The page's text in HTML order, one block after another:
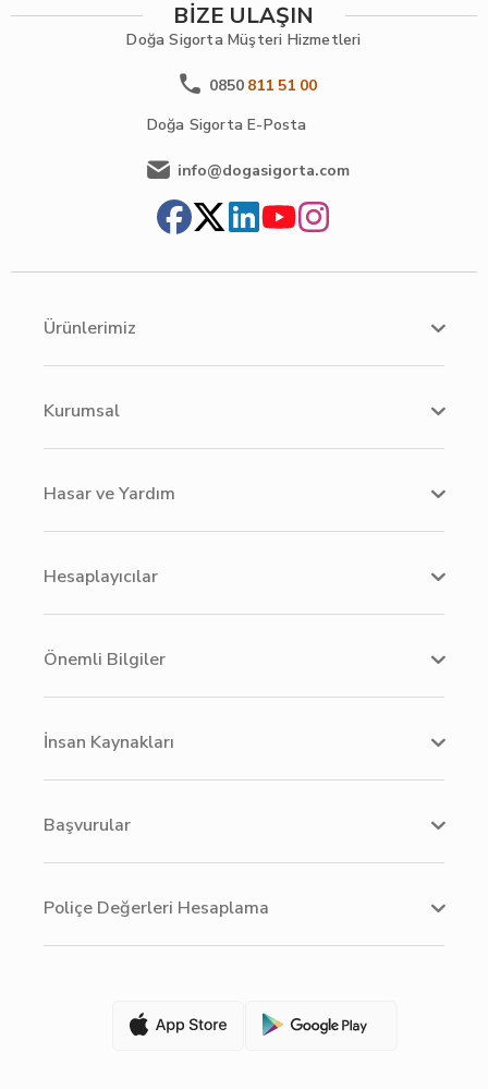
BİZE ULAŞIN
Doğa Sigorta Müşteri Hizmetleri
0850 811 51 00
Doğa SigortaE-Posta
info@dogasigorta.com
Ürünlerimiz
Kurumsal
Hasar ve Yardım
Hesaplayıcılar
Önemli Bilgiler
İnsan Kaynakları
Başvurular
Poliçe Değerleri Hesaplama